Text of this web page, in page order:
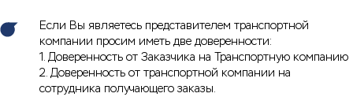
Если Вы являетесь представителем транспортной
компании просим иметь две доверенности:
1. Доверенность от Заказчика на Транспортную компанию
2. Доверенность от транспортной компании на
сотрудника получающего заказы.